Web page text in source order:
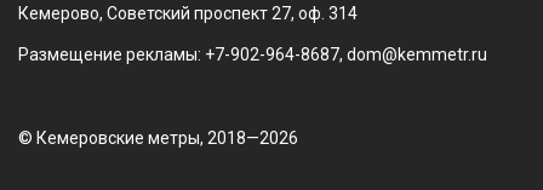
Кемерово, Советский проспект 27, оф. 314
Размещение рекламы: +7-902-964-8687, dom@kemmetr.ru
© Кемеровские метры, 2018—2026